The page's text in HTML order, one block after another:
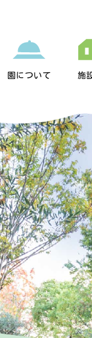
園について 施